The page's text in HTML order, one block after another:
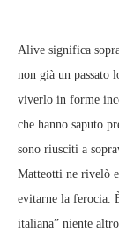
Alive significa
non già un passato
viverlo in forme
che hanno saputo
sono riusciti a
Matteotti ne rivelò
evitarne la ferocia.
italiana” niente